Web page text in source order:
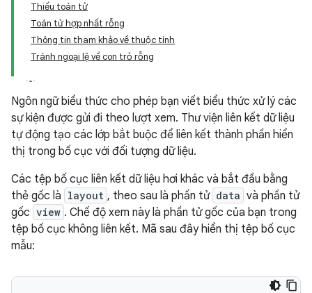
Thiếu toán tử
Toán tử hợp nhất rỗng
Thông tin tham khảo về thuộc tính
Tránh ngoại lệ về con trỏ rỗng
Ngôn ngữ biểu thức cho phép bạn viết biểu thức xử lý các
sự kiện được gửi đi theo lượt xem. Thư viện liên kết dữ liệu
tự động tạo các lớp bắt buộc để liên kết thành phần hiển
thị trong bố cục với đối tượng dữ liệu.
Các tệp bố cục liên kết dữ liệu hơi khác và bắt đầu bằng
thẻ gốc là layout , theo sau là phần tử data và phần tử
gốc view . Chế độ xem này là phần tử gốc của bạn trong
tệp bố cục không liên kết. Mã sau đây hiển thị tệp bố cục
mẫu: